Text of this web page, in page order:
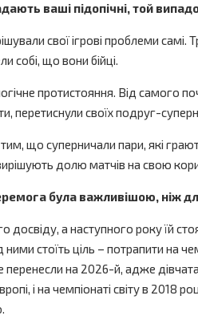
ваші підопічні, той
свої ігрові проблеми
собі, що вони бійці.
протистояння. Від самого
перетиснули своїх подруг-
що суперничали пари, які
долю матчів на свою
була важливішою, ніж
а наступного року їй
стоїть ціль – потрапити на
перенесли на 2026-й, адже
і на чемпіонаті світу в